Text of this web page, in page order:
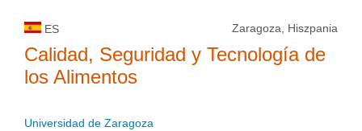
ES Zaragoza, Hiszpania
Calidad, Seguridad y Tecnología de
los Alimentos
Universidad de Zaragoza